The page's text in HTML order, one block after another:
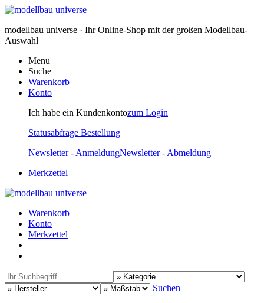
modellbau universe · Ihr Online-Shop mit der großen Modellbau-
Auswahl
Menu
Suche
Warenkorb
Konto
Ich habe ein Kundenkontozum Login
Statusabfrage Bestellung
Newsletter - AnmeldungNewsletter - Abmeldung
Merkzettel
Warenkorb
Konto
Merkzettel
Suchen